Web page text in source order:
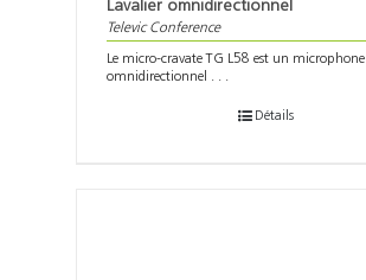
Lavalier omnidirectionnel
Televic Conference
Le micro-cravate TG L58 est un microphone
omnidirectionnel . . .
Détails